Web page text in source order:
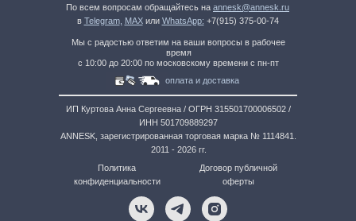
По всем вопросам обращайтесь на annesk@annesk.ru
в Telegram, MAX или WhatsApp: +7(915) 375-00-74
Мы с радостью ответим на ваши вопросы в рабочее
время
с 10:00 до 20:00 по московскому времени с пн-пт
ИП Куртова Анна Сергеевна / ОГРН 315501700006502 /
ИНН 501709889297
ANNESK, зарегистрированная торговая марка № 1114841.
2011 - 2026 гг.
Договор публичной
оферты
Политика
конфиденциальности
оплата и доставка